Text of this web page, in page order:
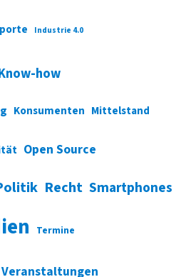
Industrie 4.0
how
Konsumenten Mittelstand
Open Source
Recht Smartphones
Termine
Veranstaltungen